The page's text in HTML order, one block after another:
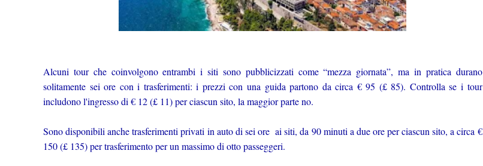
Alcuni tour che coinvolgono entrambi i siti sono pubblicizzati come “mezza giornata”, ma in pratica durano
solitamente sei ore con i trasferimenti: i prezzi con una guida partono da circa € 95 (£ 85). Controlla se i tour
includono l'ingresso di € 12 (£ 11) per ciascun sito, la maggior parte no.
Sono disponibili anche trasferimenti privati ​​in auto di sei ore ai siti, da 90 minuti a due ore per ciascun sito, a circa €
150 (£ 135) per trasferimento per un massimo di otto passeggeri.